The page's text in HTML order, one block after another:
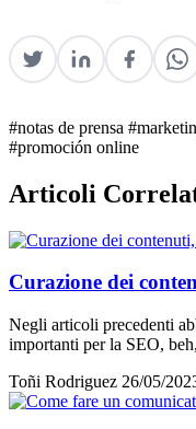
#notas de prensa
#promoción online
Articoli
Curazione dei
Negli articoli precedenti
importanti per la SEO,
Toñi Rodriguez 26/05/